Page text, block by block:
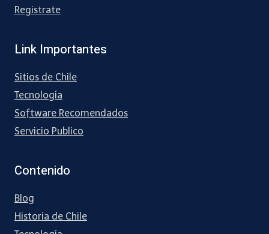
Registrate
Link Importantes
Sitios de Chile
Tecnología
Software Recomendados
Servicio Publico
Contenido
Blog
Historia de Chile